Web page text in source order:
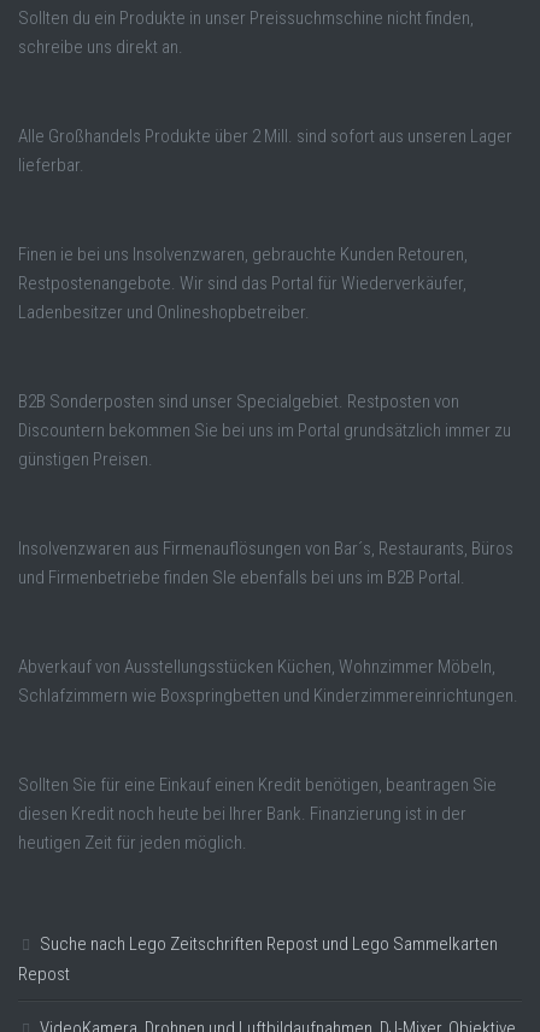
Sollten du ein Produkte in unser Preissuchmschine nicht finden,
schreibe uns direkt an.
Alle Großhandels Produkte über 2 Mill. sind sofort aus unseren Lager
lieferbar.
Finen ie bei uns Insolvenzwaren, gebrauchte Kunden Retouren,
Restpostenangebote. Wir sind das Portal für Wiederverkäufer,
Ladenbesitzer und Onlineshopbetreiber.
B2B Sonderposten sind unser Specialgebiet. Restposten von
Discountern bekommen Sie bei uns im Portal grundsätzlich immer zu
günstigen Preisen.
Insolvenzwaren aus Firmenauflösungen von Bar´s, Restaurants, Büros
und Firmenbetriebe finden SIe ebenfalls bei uns im B2B Portal.
Abverkauf von Ausstellungsstücken Küchen, Wohnzimmer Möbeln,
Schlafzimmern wie Boxspringbetten und Kinderzimmereinrichtungen.
Sollten Sie für eine Einkauf einen Kredit benötigen, beantragen Sie
diesen Kredit noch heute bei Ihrer Bank. Finanzierung ist in der
heutigen Zeit für jeden möglich.
Suche nach Lego Zeitschriften Repost und Lego Sammelkarten
Repost